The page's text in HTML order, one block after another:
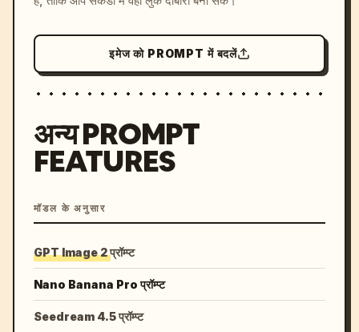
इमेज को PROMPT में बदलें
अन्य PROMPT
FEATURES
मॉडल के अनुसार
GPT Image 2 प्रॉम्प्ट
Nano Banana Pro प्रॉम्प्ट
Seedream 4.5 प्रॉम्प्ट